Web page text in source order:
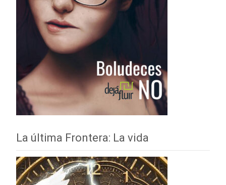
La última Frontera: La vida